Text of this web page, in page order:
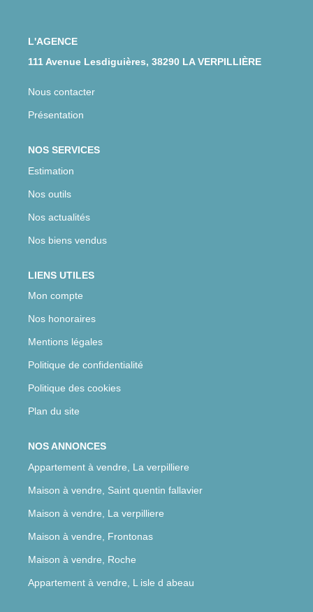
L'AGENCE
111 Avenue Lesdiguières, 38290 LA VERPILLIÈRE
Nous contacter
Présentation
NOS SERVICES
Estimation
Nos outils
Nos actualités
Nos biens vendus
LIENS UTILES
Mon compte
Nos honoraires
Mentions légales
Politique de confidentialité
Politique des cookies
Plan du site
NOS ANNONCES
Appartement à vendre, La verpilliere
Maison à vendre, Saint quentin fallavier
Maison à vendre, La verpilliere
Maison à vendre, Frontonas
Maison à vendre, Roche
Appartement à vendre, L isle d abeau